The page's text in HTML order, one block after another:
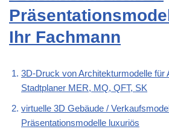
Ihr Fachmann
3D-Druck von Architekturmodelle für
Stadtplaner MER, MQ, QFT, SK
virtuelle 3D Gebäude /
Präsentationsmodelle luxuriös